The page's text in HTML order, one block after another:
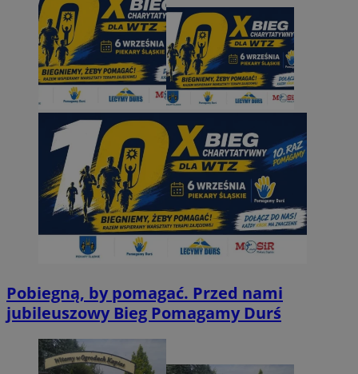
Pobiegną, by pomagać. Przed nami
jubileuszowy Bieg Pomagamy Durś